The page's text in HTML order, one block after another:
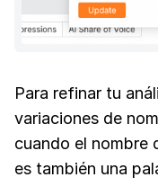
Para refinar tu
variaciones de
cuando el nombre
es también una